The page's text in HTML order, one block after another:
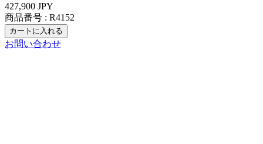
427,900 JPY
商品番号 : R4152
お問い合わせ